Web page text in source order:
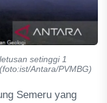
setinggi 1
Antara/PVMBG)
Semeru yang